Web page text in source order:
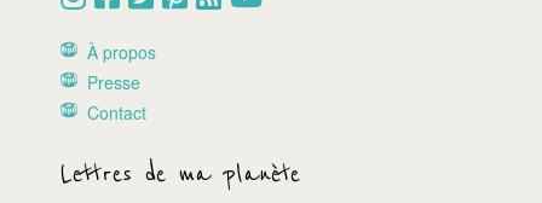
À propos
Presse
Contact
Lettres de ma planète